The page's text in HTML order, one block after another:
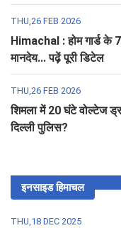
THU,26 FEB 2026
Himachal : होम गार्ड के
मानदेय... पढ़ें पूरी डिटेल
THU,26 FEB 2026
शिमला में 20 घंटे वोल्टेज
दिल्ली पुलिस?
इनसाइड हिमाचल
THU,18 DEC 2025